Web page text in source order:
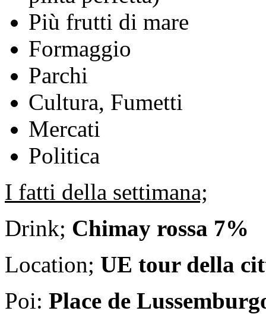
Più frutti di mare
Formaggio
Parchi
Cultura, Fumetti
Mercati
Politica
I fatti della settimana;
Drink; Chimay rossa 7%
Location; UE tour della
Poi: Place de